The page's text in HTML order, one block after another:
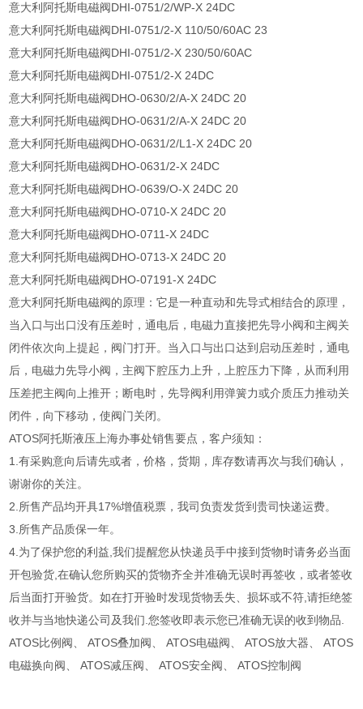
意大利阿托斯电磁阀DHI-0751/2/WP-X 24DC
意大利阿托斯电磁阀DHI-0751/2-X 110/50/60AC 23
意大利阿托斯电磁阀DHI-0751/2-X 230/50/60AC
意大利阿托斯电磁阀DHI-0751/2-X 24DC
意大利阿托斯电磁阀DHO-0630/2/A-X 24DC 20
意大利阿托斯电磁阀DHO-0631/2/A-X 24DC 20
意大利阿托斯电磁阀DHO-0631/2/L1-X 24DC 20
意大利阿托斯电磁阀DHO-0631/2-X 24DC
意大利阿托斯电磁阀DHO-0639/O-X 24DC 20
意大利阿托斯电磁阀DHO-0710-X 24DC 20
意大利阿托斯电磁阀DHO-0711-X 24DC
意大利阿托斯电磁阀DHO-0713-X 24DC 20
意大利阿托斯电磁阀DHO-07191-X 24DC
意大利阿托斯电磁阀的原理：它是一种直动和先导式相结合的原理，
当入口与出口没有压差时，通电后，电磁力直接把先导小阀和主阀关
闭件依次向上提起，阀门打开。当入口与出口达到启动压差时，通电
后，电磁力先导小阀，主阀下腔压力上升，上腔压力下降，从而利用
压差把主阀向上推开；断电时，先导阀利用弹簧力或介质压力推动关
闭件，向下移动，使阀门关闭。
ATOS阿托斯液压上海办事处销售要点，客户须知：
1.有采购意向后请先或者，价格，货期，库存数请再次与我们确认，
谢谢你的关注。
2.所售产品均开具17%增值税票，我司负责发货到贵司快递运费。
3.所售产品质保一年。
4.为了保护您的利益,我们提醒您从快递员手中接到货物时请务必当面
开包验货,在确认您所购买的货物齐全并准确无误时再签收，或者签收
后当面打开验货。如在打开验时发现货物丢失、损坏或不符,请拒绝签
收并与当地快递公司及我们.您签收即表示您已准确无误的收到物品.
ATOS比例阀、 ATOS叠加阀、 ATOS电磁阀、 ATOS放大器、 ATOS
电磁换向阀、 ATOS减压阀、 ATOS安全阀、 ATOS控制阀